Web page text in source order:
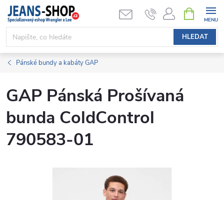
Přejít
obsah
HLEDAT
NÁKUPNÍ
KOŠÍK
Pánské bundy a kabáty GAP
GAP Pánská Prošívaná
bunda ColdControl
790583-01